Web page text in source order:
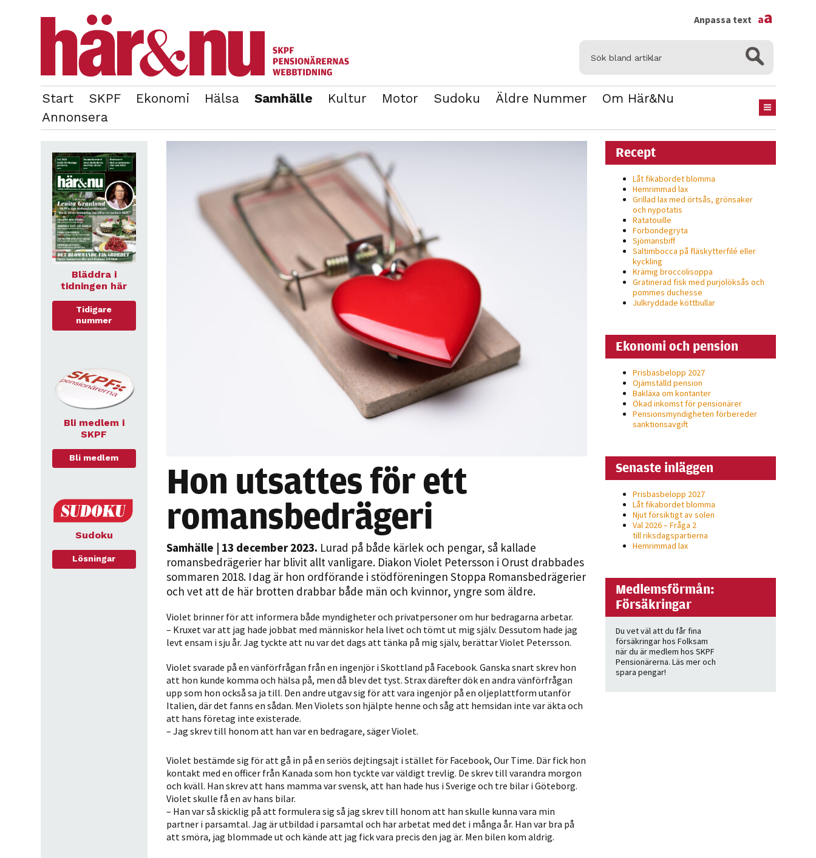
Start SKPF Ekonomi Hälsa Samhälle Kultur Motor Sudoku Äldre Nummer
Om Här&Nu
Annonsera
OM REDAKTIONEN
Anpassa text aa
Hon utsattes för ett
romansbedrägeri
Samhälle | 13 december 2023. Lurad på både kärlek och pengar, så kallade
romansbedrägerier har blivit allt vanligare. Diakon Violet Petersson i Orust drabbades
sommaren 2018. I dag är hon ordförande i stödföreningen Stoppa Romansbedrägerier
och vet att de här brotten drabbar både män och kvinnor, yngre som äldre.
Violet brinner för att informera både myndigheter och privatpersoner om hur bedragarna arbetar.
– Kruxet var att jag hade jobbat med människor hela livet och tömt ut mig själv. Dessutom hade jag
levt ensam i sju år. Jag tyckte att nu var det dags att tänka på mig själv, berättar Violet Petersson.
Violet svarade på en vänförfrågan från en ingenjör i Skottland på Facebook. Ganska snart skrev hon
att hon kunde komma och hälsa på, men då blev det tyst. Strax därefter dök en andra vänförfrågan
upp som hon också sa ja till. Den andre utgav sig för att vara ingenjör på en oljeplattform utanför
Italien, där det fanns en sådan. Men Violets son hjälpte henne och såg att hemsidan inte var äkta och
att hans företag inte existerade.
– Jag skrev till honom att han var en bedragare, säger Violet.
Violet bestämde sig för att gå in på en seriös dejtingsajt i stället för Facebook, Our Time. Där fick hon
kontakt med en officer från Kanada som hon tyckte var väldigt trevlig. De skrev till varandra morgon
och kväll. Han skrev att hans mamma var svensk, att han hade hus i Sverige och tre bilar i Göteborg.
Violet skulle få en av hans bilar.
– Han var så skicklig på att formulera sig så jag skrev till honom att han skulle kunna vara min
partner i parsamtal. Jag är utbildad i parsamtal och har arbetat med det i många år. Han var bra på
att smöra, jag blommade ut och kände att jag fick vara precis den jag är. Men bilen kom aldrig.
Bläddra i
tidningen här
Tidigare
nummer
Bli medlem i
SKPF
Bli medlem
Sudoku
Lösningar
Recept
Låt fikabordet blomma
Hemrimmad lax
Grillad lax med örtsås, grönsaker
och nypotatis
Ratatouille
Forbondegryta
Sjömansbiff
Saltimbocca på fläsk­ytterfilé eller
kyckling
Krämig broccolisoppa
Gratinerad fisk med purjolöksås och
pommes duchesse
Julkryddade köttbullar
Ekonomi och pension
Prisbasbelopp 2027
Ojämställd pension
Bakläxa om kontanter
Ökad inkomst för pensionärer
Pensionsmyndigheten förbereder
sanktionsavgift
Senaste inläggen
Prisbasbelopp 2027
Låt fikabordet blomma
Njut försiktigt av solen
Val 2026 – Fråga 2
till riksdagspartierna
Hemrimmad lax
Medlemsförmån:
Försäkringar
Du vet väl att du får fina
försäkringar hos Folksam
när du är medlem hos SKPF
Pensionärerna. Läs mer och
spara pengar!
Nödvändiga
Dessa kakor
att hemsidan
över huvud
taget ska
Statistik
För att vi ska
kunna
förbättra
hemsidans
funktionalitet
och
uppbyggnad,
baserat på
hur hemsidan
används.
För att vår
hemsida ska
prestera så
bra som
möjligt under
ditt besök.